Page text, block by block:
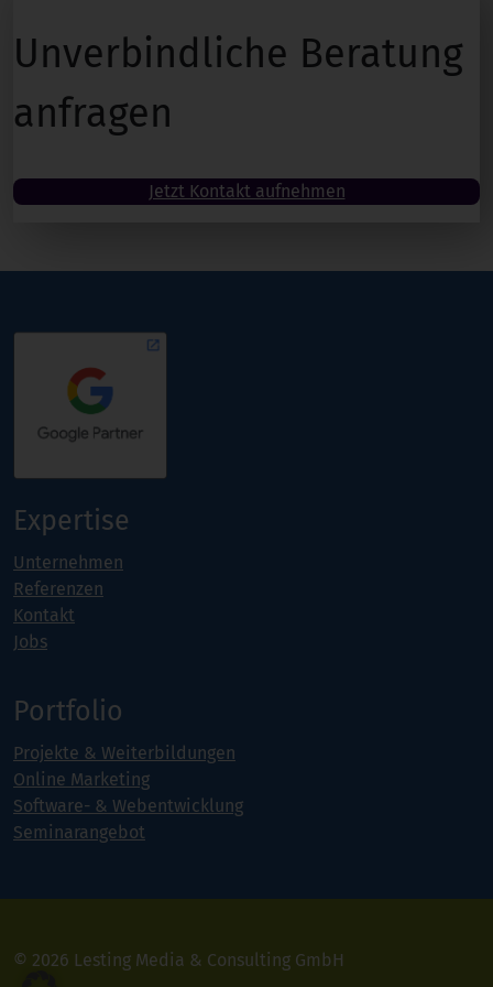
Unverbindliche Beratung
anfragen
Jetzt Kontakt aufnehmen
Expertise
Unternehmen
Referenzen
Kontakt
Jobs
Portfolio
Projekte & Weiterbildungen
Online Marketing
Software- & Webentwicklung
Seminarangebot
© 2026 Lesting Media & Consulting GmbH